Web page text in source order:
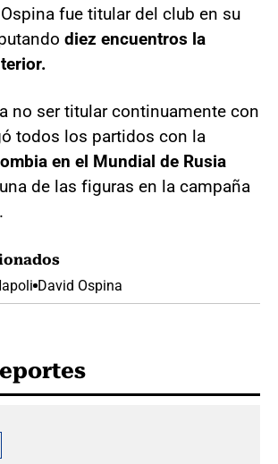
fue titular del club en su
diez encuentros la
no ser titular continuamente con
todos los partidos con la
en el Mundial de Rusia
de las figuras en la campaña
David Ospina